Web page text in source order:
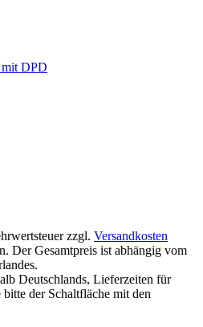
mit DPD
zzgl. Versandkosten
Der Gesamtpreis ist abhängig vom
Deutschlands, Lieferzeiten für
der Schaltfläche mit den